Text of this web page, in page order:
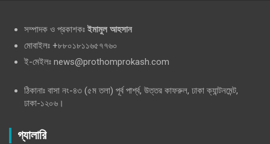
সম্পাদক ও প্রকাশকঃ ইমামুল আহসান
মোবাইলঃ +৮৮০১৮১১৬৫৭৭৬০
ই-মেইলঃ news@prothomprokash.com
ঠিকানাঃ বাসা নং-৪৩ (৫ম তলা) পূর্ব পার্শ্ব, উত্তর কাফরুল, ঢাকা ক্যান্টনমেন্ট,
ঢাকা-১২০৬।
গ্যালারি